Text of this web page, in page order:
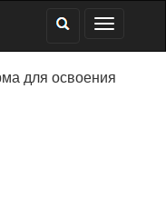
для освоения